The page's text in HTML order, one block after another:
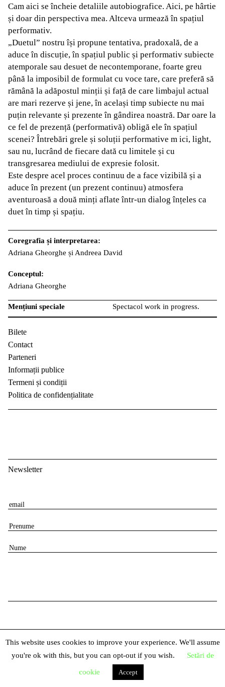
Cam aici se încheie detaliile autobiografice. Aici, pe hârtie
și doar din perspectiva mea. Altceva urmează în spațiul
performativ.
„Duetul” nostru își propune tentativa, pradoxală, de a
aduce în discuție, în spațiul public și performativ subiecte
atemporale sau desuet de necontemporane, foarte greu
până la imposibil de formulat cu voce tare, care preferă să
rămână la adăpostul minții și față de care limbajul actual
are mari rezerve și jene, în același timp subiecte nu mai
puțin relevante și prezente în gândirea noastră. Dar oare la
ce fel de prezență (performativă) obligă ele în spațiul
scenei? Întrebări grele și soluții performative m ici, light,
sau nu, lucrând de fiecare dată cu limitele și cu
transgresarea mediului de expresie folosit.
Este despre acel proces continuu de a face vizibilă și a
aduce în prezent (un prezent continuu) atmosfera
aventuroasă a două minți aflate într-un dialog înțeles ca
duet în timp și spațiu.
Coregrafia și interpretarea:
Adriana Gheorghe și Andreea David
Conceptul:
Adriana Gheorghe
Mențiuni speciale Spectacol work in progress.
Bilete
Contact
Parteneri
Informații publice
Termeni și condiții
Politica de confidențialitate
Newsletter
E
a
i
P
e
e
N
© 2026 Centrul Național al Dansului București
This website uses cookies to improve your experience. We'll assume
you're ok with this, but you can opt-out if you wish.
Setări de
cookie Accept